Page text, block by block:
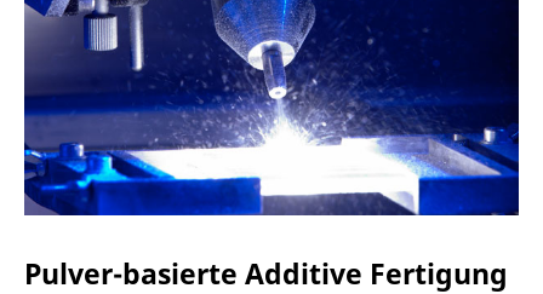
Pulver-basierte Additive Fertigung